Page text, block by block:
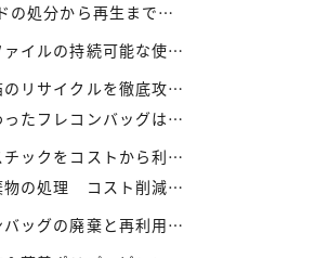
生まで：企業が実践できるコスト効率の高い手法
の持続可能な使い方とリサイクル
略：複合材でも再資源化できる最新手法とアイレックス株式会社の取り組み
グは資産になる？買取サービスを活用したリサイクル戦略
トから利益へ：買取価格の仕組みと高値で売るコツ
理 コスト削減と法令順守のポイント
グの廃棄と再利用に関する法規制